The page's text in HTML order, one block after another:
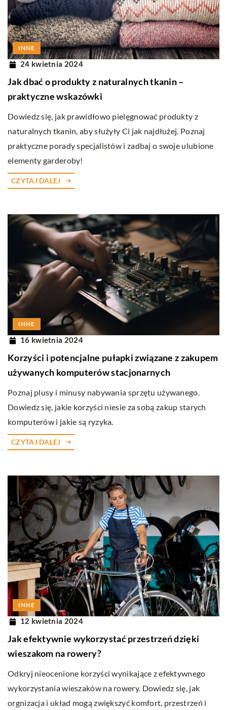
INNE
24 kwietnia 2024
Jak dbać o produkty z naturalnych tkanin –
praktyczne wskazówki
Dowiedz się, jak prawidłowo pielęgnować produkty z
naturalnych tkanin, aby służyły Ci jak najdłużej. Poznaj
praktyczne porady specjalistów i zadbaj o swoje ulubione
elementy garderoby!
CZYTAJ DALEJ
INNE
16 kwietnia 2024
Korzyści i potencjalne pułapki związane z zakupem
używanych komputerów stacjonarnych
Poznaj plusy i minusy nabywania sprzętu używanego.
Dowiedz się, jakie korzyści niesie za sobą zakup starych
komputerów i jakie są ryzyka.
CZYTAJ DALEJ
INNE
12 kwietnia 2024
Jak efektywnie wykorzystać przestrzeń dzięki
wieszakom na rowery?
Odkryj nieocenione korzyści wynikające z efektywnego
wykorzystania wieszaków na rowery. Dowiedz się, jak
orgnizacja i układ mogą zwiększyć komfort, przestrzeń i